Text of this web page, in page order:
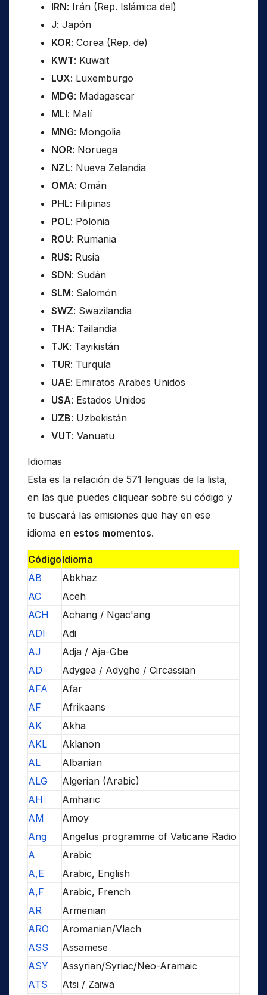
IRN: Irán (Rep. Islámica del)
J: Japón
KOR: Corea (Rep. de)
KWT: Kuwait
LUX: Luxemburgo
MDG: Madagascar
MLI: Malí
MNG: Mongolia
NOR: Noruega
NZL: Nueva Zelandia
OMA: Omán
PHL: Filipinas
POL: Polonia
ROU: Rumania
RUS: Rusia
SDN: Sudán
SLM: Salomón
SWZ: Swazilandia
THA: Tailandia
TJK: Tayikistán
TUR: Turquía
UAE: Emiratos Arabes Unidos
USA: Estados Unidos
UZB: Uzbekistán
VUT: Vanuatu
Idiomas
Esta es la relación de 571 lenguas de la lista,
en las que puedes cliquear sobre su código y
te buscará las emisiones que hay en ese
idioma en estos momentos.
CódigoIdioma
AB
Abkhaz
AC
Aceh
ACH
Achang / Ngac'ang
ADI
Adi
AJ
Adja / Aja-Gbe
AD
Adygea / Adyghe / Circassian
AFA
Afar
AF
Afrikaans
AK
Akha
AKL
Aklanon
AL
Albanian
ALG
Algerian (Arabic)
AH
Amharic
AM
Amoy
Ang
Angelus programme of Vaticane Radio
A
Arabic
A,E
Arabic, English
A,F
Arabic, French
AR
Armenian
ARO
Aromanian/Vlach
ASS
Assamese
ASY
Assyrian/Syriac/Neo-Aramaic
ATS
Atsi / Zaiwa